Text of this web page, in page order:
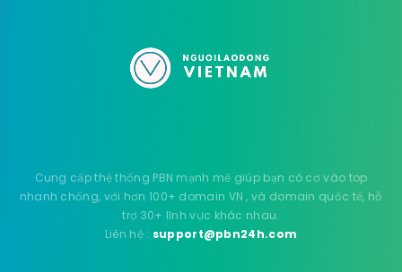
Cung cấp thệ thống PBN mạnh mẽ giúp bạn có cơ vào top
nhanh chống, với hơn 100+ domain VN , và domain quốc tế, hỗ
trợ 30+ lĩnh vực khác nhau.
Liên hệ : support@pbn24h.com